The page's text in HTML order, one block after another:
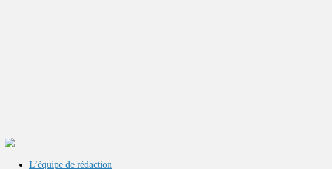
L’équipe de rédaction